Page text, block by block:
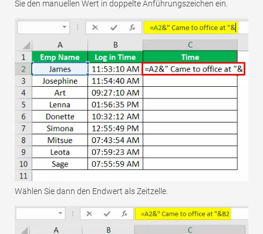
Sie den manuellen Wert in doppelte Anführungszeichen ein.
Wählen Sie dann den Endwert als Zeitzelle.